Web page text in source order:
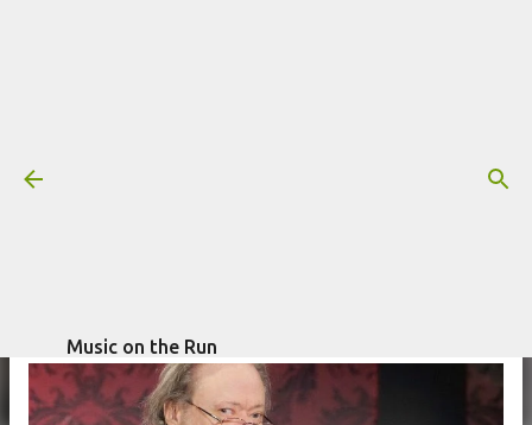
Music on the Run
RIP Tommy Ramone (1952 - 2014)